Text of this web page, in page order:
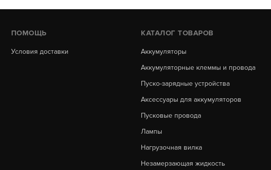
ПОМОЩЬ
Условия доставки
КАТАЛОГ ТОВАРОВ
Аккумуляторы
Аккумуляторные клеммы и провода
Пуско-зарядные устройства
Аксессуары для аккумуляторов
Пусковые провода
Лампы
Нагрузочная вилка
Незамерзающая жидкость